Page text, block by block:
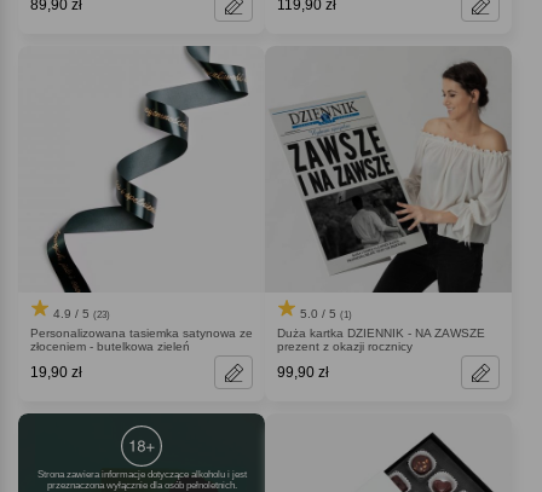
89,90 zł 119,90 zł
4.9 / 5 (23)
Personalizowana tasiemka satynowa ze
złoceniem - butelkowa zieleń
19,90 zł
5.0 / 5 (1)
Duża kartka DZIENNIK - NA ZAWSZE
prezent z okazji rocznicy
99,90 zł
Strona zawiera informacje dotyczące alkoholu i jest
przeznaczona wyłącznie dla osób pełnoletnich.